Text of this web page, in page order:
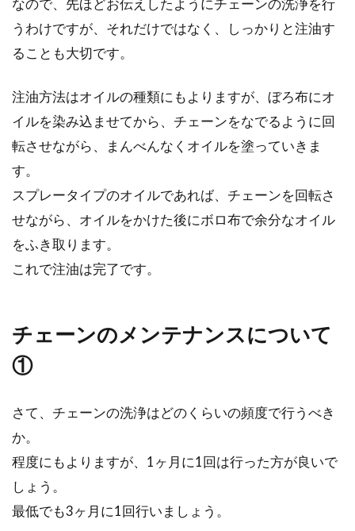
なので、先ほどお伝えしたようにチェーンの洗浄を行
うわけですが、それだけではなく、しっかりと注油す
ることも大切です。
注油方法はオイルの種類にもよりますが、ぼろ布にオ
イルを染み込ませてから、チェーンをなでるように回
転させながら、まんべんなくオイルを塗っていきま
す。
スプレータイプのオイルであれば、チェーンを回転さ
せながら、オイルをかけた後にボロ布で余分なオイル
をふき取ります。
これで注油は完了です。
チェーンのメンテナンスについて
①
さて、チェーンの洗浄はどのくらいの頻度で行うべき
か。
程度にもよりますが、1ヶ月に1回は行った方が良いで
しょう。
最低でも3ヶ月に1回行いましょう。